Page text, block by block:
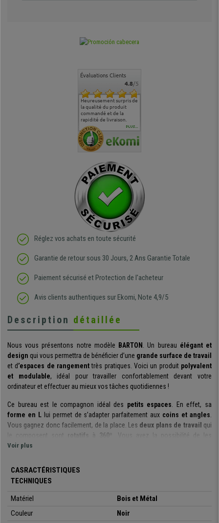
Évaluations Clients
4.8/5
Heureusement surpris de
la qualité du produit
commandé et de la
rapidité de livraison.
de l'aménagement et ne
regrette pas mon achat.
PLUS...
Réglez vos achats en toute sécurité
Garantie de retour sous 30 Jours, 2 Ans Garantie Totale
Paiement sécurisé et Protection de l'acheteur
Avis clients authentiques sur Ekomi, Note 4,9/5
Description détaillée
Nous vous présentons notre modèle BARTON . Un bureau élégant et
design qui vous permettra de bénéficier d’une grande surface de travail
et d’espaces de rangementtrès pratiques. Voici un produit polyvalent
et modulable, idéal pour travailler confortablement devant votre
ordinateur et effectuer au mieux vos tâches quotidiennes !
Ce bureau est le compagnon idéal des petits espaces. En effet, sa
forme en Llui permet de s’adapter parfaitement aux coins et angles.
Vous gagnez donc facilement, de la place. Les deux plans de travail qui
le composent sont
rotatifs à 360º
. Vous avez la possibilité de les
disposer en ligne droite
table, en décidant dedéplier ou non les deux parties
produit très polyvalent, car il s’adapte totalement à vos besoins.
Le bureau offre une superficie utile de 220x55cm
. Vous profitez ainsi
dans le plus grand des conforts, vos tâches quotidiennes. Vous disposez
Voir plus
CASRACTÉRISTIQUES
TECHNIQUES
Matériel
Bois et Métal
Couleur
Noir